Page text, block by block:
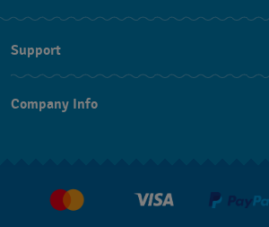
Support
UKK
Myyntiehdot
Company Info